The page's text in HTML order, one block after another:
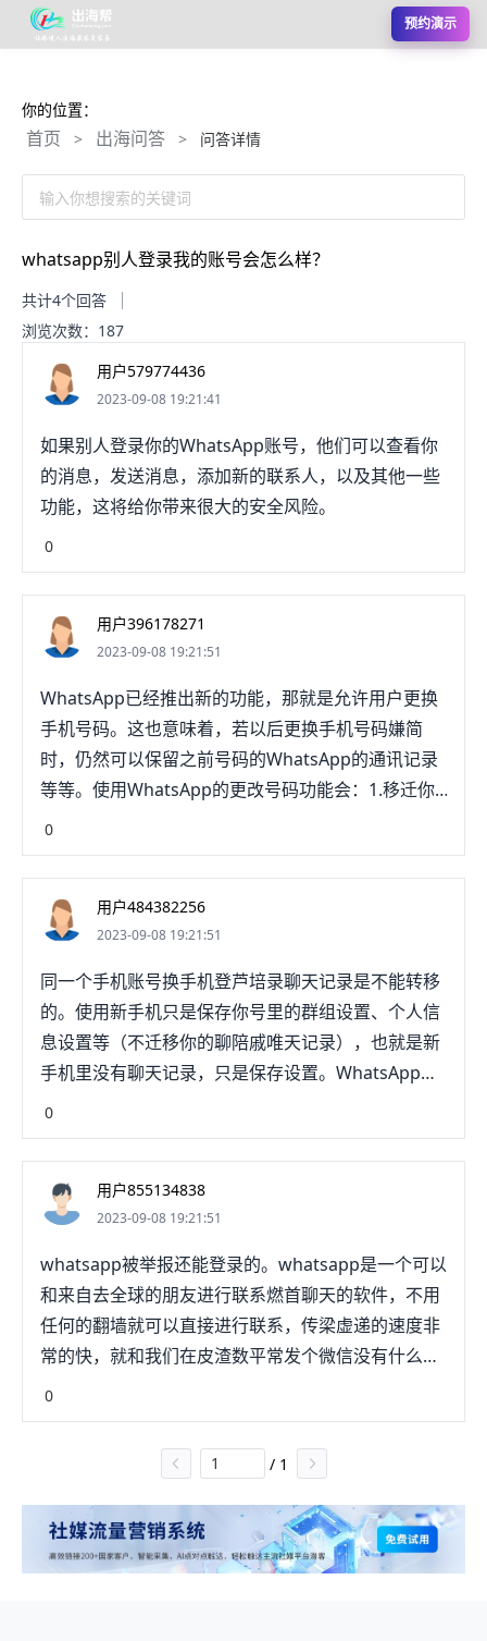
预约演示
你的位置：
首页 > 出海问答 > 问答详情
输入你想搜索的关键词
whatsapp别人登录我的账号会怎么样？
共计4个回答
浏览次数：187
用户579774436
2023-09-08 19:21:41
如果别人登录你的WhatsApp账号，他们可以查看你
的消息，发送消息，添加新的联系人，以及其他一些
功能，这将给你带来很大的安全风险。
0
用户396178271
2023-09-08 19:21:51
WhatsApp已经推出新的功能，那就是允许用户更换
手机号码。这也意味着，若以后更换手机号码嫌简
时，仍然可以保留之前号码的WhatsApp的通讯记录
等等。使用WhatsApp的更改号码功能会：1.移迁你
的帐号资讯（包括你的个人资料）、群组和设置至你
的新电话号码帐号上。2.删除你原有的WhatsApp电
话号码帐号，这样你的联系人就不会在WhatsApp联
系人列表上看到你的旧电话号码。3.只要你是继续使
用同一部电话，在你使用更改号码功能后，你将可以
在新电话号码上保留对话纪录。4.当你更改
WhatsApp电话号码时，你的联系人不会知会其新电
话号码，只有你所参与的群组的群组成员才会看见你
更改了电话唯培号码。请指者唯确保你的WhatsApp
0
用户484382256
2023-09-08 19:21:51
同一个手机账号换手机登芦培录聊天记录是不能转移
的。使用新手机只是保存你号里的群组设置、个人信
息设置等（不迁移你的聊陪戚唯天记录），也就是新
手机里没有聊天记录，只是保存设置。WhatsApp是
个具有20亿月活，用户遍布全球的以即时通讯为基础
的社交平台，其用户主要在南美、南仔培亚、非洲，
东南亚，欧洲，北美。分析WhatsApp账号被封原
因，只要从平台是要真实的人（自动化的设备不会允
许）在上面产生正常（大规模的营销不被允许）的行
为为出发点去思考，很多问题就就会有答案。
0
用户855134838
2023-09-08 19:21:51
whatsapp被举报还能登录的。whatsapp是一个可以
和来自去全球的朋友进行联系燃首聊天的软件，不用
任何的翻墙就可以直接进行联系，传梁虚递的速度非
常的快，就和我们在皮渣数平常发个微信没有什么区
别，还支持发送视频和各种图片表情包的.
0
/ 1